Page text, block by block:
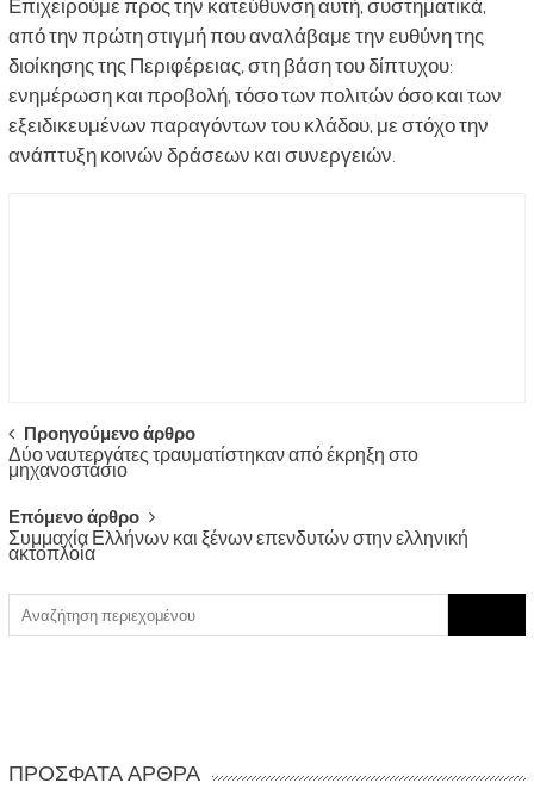
Επιχειρούμε προς την κατεύθυνση αυτή, συστηματικά,
από την πρώτη στιγμή που αναλάβαμε την ευθύνη της
διοίκησης της Περιφέρειας, στη βάση του δίπτυχου:
ενημέρωση και προβολή, τόσο των πολιτών όσο και των
εξειδικευμένων παραγόντων του κλάδου, με στόχο την
ανάπτυξη κοινών δράσεων και συνεργειών.
Post
navigation
Προηγούμενο άρθρο
Δύο ναυτεργάτες τραυματίστηκαν από έκρηξη στο
μηχανοστάσιο
Επόμενο άρθρο
Συμμαχία Ελλήνων και ξένων επενδυτών στην ελληνική
ακτοπλοία
for:
ΠΡΌΣΦΑΤΑ ΆΡΘΡΑ